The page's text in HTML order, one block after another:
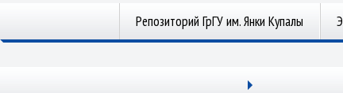
Репозиторий ГрГУ им. Янки Купалы